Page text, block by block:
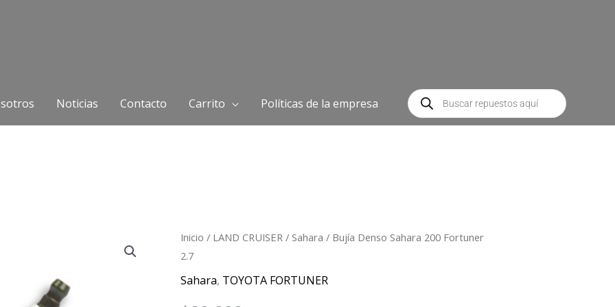
Noticias Contacto Carrito Políticas de la empresa
Búsqueda
de
productos
Inicio / LAND CRUISER / Sahara / Bujía Denso Sahara 200 Fortuner
2.7
Sahara, TOYOTA FORTUNER
Bujía
Denso
Sahara